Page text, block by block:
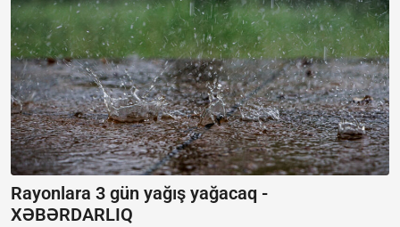
Rayonlara 3 gün yağış yağacaq -
XƏBƏRDARLIQ